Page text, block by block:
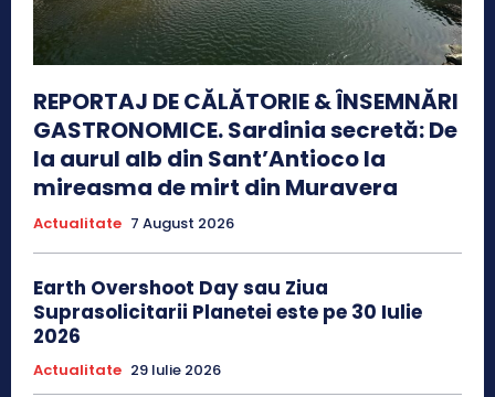
REPORTAJ DE CĂLĂTORIE & ÎNSEMNĂRI
GASTRONOMICE. Sardinia secretă: De
la aurul alb din Sant’Antioco la
mireasma de mirt din Muravera
Actualitate 7 August 2026
Earth Overshoot Day sau Ziua
Suprasolicitarii Planetei este pe 30 Iulie
2026
Actualitate 29 Iulie 2026